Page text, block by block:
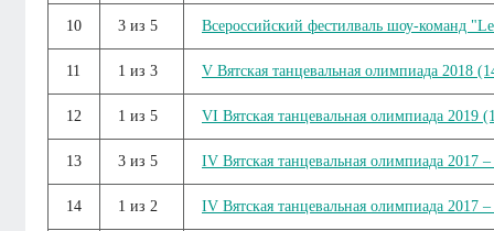
10 3 из 5 Всероссийский фестилваль шоу-команд
11 1 из 3 V Вятская танцевальная олимпиада 2018
12 1 из 5 VI Вятская танцевальная олимпиада 2019
13 3 из 5 IV Вятская танцевальная олимпиада 2017
14 1 из 2 IV Вятская танцевальная олимпиада 2017